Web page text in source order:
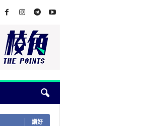
讚好